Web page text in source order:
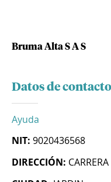
Bruma Alta S A S
Datos de
Ayuda
NIT: 9020436568
DIRECCIÓN: